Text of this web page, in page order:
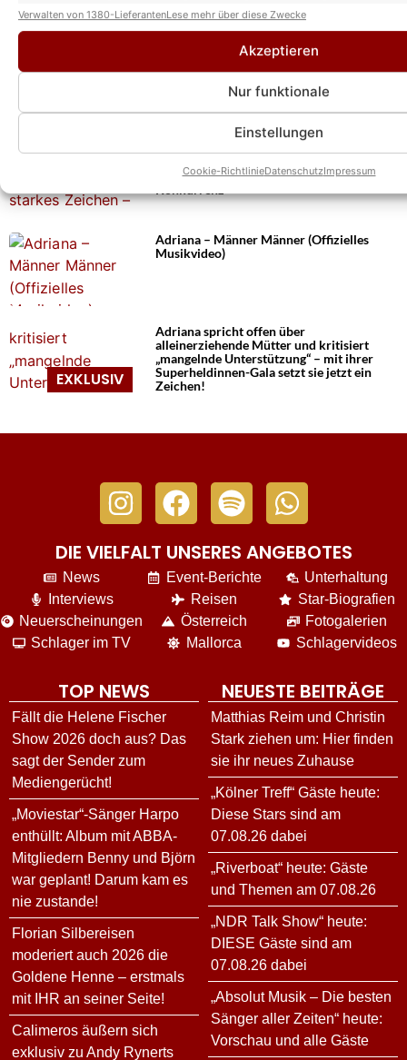
Entscheidungen zum Datenschutz speichern und übermitteln.
Verwalten von 1380-LieferantenLese mehr über diese Zwecke
Akzeptieren
Nur funktionale
Einstellungen
Cookie-RichtlinieDatenschutzImpressum
Das könnte Euch auch interessieren:
Sabrina Kulovits über sich und ihre
„Sommerhitparade“-Teilnahme: DAS will
sie mit ihrer Teilnahme erreichen!
starkes Zeichen – „Zusammenhalt statt
Adriana – Männer Männer (Offizielles
Musikvideo)
Adriana spricht offen über
alleinerziehende Mütter und kritisiert
„mangelnde Unterstützung“ – mit ihrer
Superheldinnen-Gala setzt sie jetzt ein
Zeichen!
DIE VIELFALT UNSERES ANGEBOTES
News
Interviews
Neuerscheinungen
Schlager im TV
Event-Berichte
Reisen
Österreich
Mallorca
Unterhaltung
Star-Biografien
Fotogalerien
Schlagervideos
TOP NEWS
Fällt die Helene Fischer
Show 2026 doch aus? Das
sagt der Sender zum
Mediengerücht!
„Moviestar“-Sänger Harpo
enthüllt: Album mit ABBA-
Mitgliedern Benny und Björn
war geplant! Darum kam es
nie zustande!
Florian Silbereisen
moderiert auch 2026 die
Goldene Henne – erstmals
mit IHR an seiner Seite!
Calimeros äußern sich
exklusiv zu Andy Rynerts
NEUESTE BEITRÄGE
Matthias Reim und Christin
Stark ziehen um: Hier finden
sie ihr neues Zuhause
„Kölner Treff“ Gäste heute:
Diese Stars sind am
07.08.26 dabei
„Riverboat“ heute: Gäste
und Themen am 07.08.26
„NDR Talk Show“ heute:
DIESE Gäste sind am
07.08.26 dabei
„Absolut Musik – Die besten
Sänger aller Zeiten“ heute:
Vorschau und alle Gäste